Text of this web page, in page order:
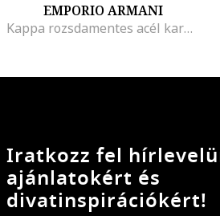
EMPORIO ARMANI
Kappa rozsdamentes acél karóra
Iratkozz fel
ajánlatokért és
divatinspirációkért!